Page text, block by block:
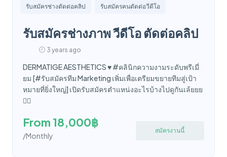
รับสมัครช่างตัดต่อคลิป รับสมัครคนตัดต่อวีดีโอ
รับสมัครช่างภาพ วีดีโอ ตัดต่อคลิป
3 years ago
DERMATIGE AESTHETICS ♥️ #คลินิกความงามระดับพรีเมี่
ยม [#รับสมัครทีม Marketing เพิ่มเพื่อเตรียมขยายทีมสู่เป้า
หมายที่ยิ่งใหญ่] เปิดรับสมัครตำแหน่งอะไรบ้างไปดูกันเล้ยยย
👇🏼
From 18,000฿
/Monthly
สมัครงานนี้